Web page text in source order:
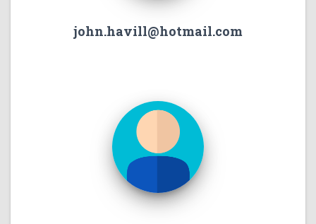
john.havill@hotmail.com